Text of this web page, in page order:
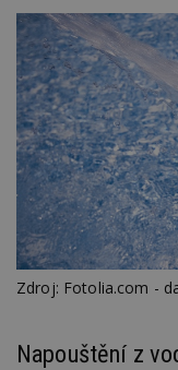
Zdroj: Fotolia.com -
Napouštění z